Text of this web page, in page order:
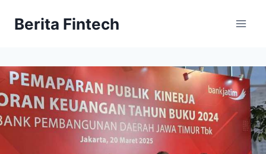
Berita Fintech